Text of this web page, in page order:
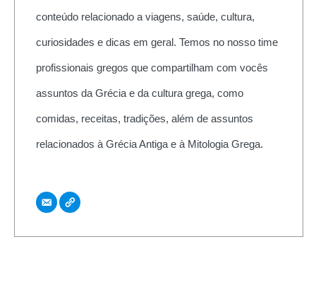
conteúdo relacionado a viagens, saúde, cultura,
curiosidades e dicas em geral. Temos no nosso time
profissionais gregos que compartilham com vocês
assuntos da Grécia e da cultura grega, como
comidas, receitas, tradições, além de assuntos
relacionados à Grécia Antiga e à Mitologia Grega.